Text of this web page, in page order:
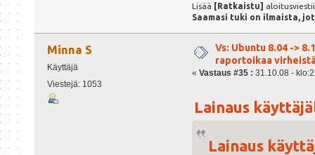
Lisää [Ratkaistu]
Saamasi tuki on ilmaista,
Minna S
Käyttäjä
Viestejä: 1053
Vs: Ubuntu 8.04 ->
raportoikaa
« Vastaus #35 : 31.10.08 -
Lainaus
Lainaus